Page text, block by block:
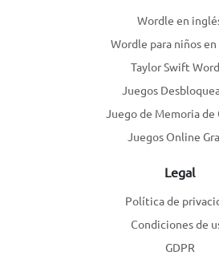
Wordle en
Wordle para niños
Taylor Swift
Juegos
Juego de Memoria de
Juegos Online
Legal
Política de
Condiciones de
GDPR